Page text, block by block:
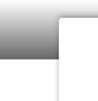
Obchody